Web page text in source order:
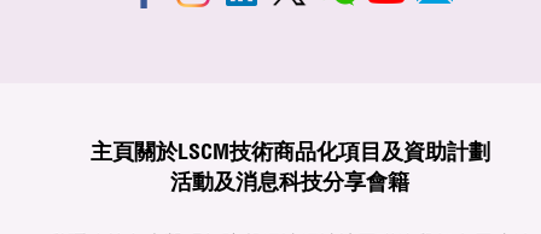
主頁 關於LSCM技術商品化項目及資助計劃
活動及消息科技分享會籍